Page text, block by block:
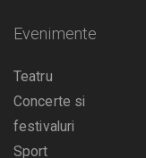
Evenimente
Teatru
Concerte si
festivaluri
Sport